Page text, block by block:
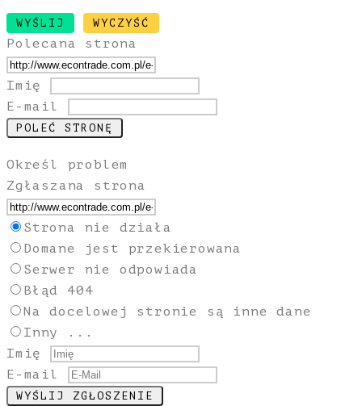
Polecana strona
Imię
E-mail
Określ problem
Zgłaszana strona
Strona nie działa
Domane jest przekierowana
Serwer nie odpowiada
Błąd 404
Na docelowej stronie są inne dane
Inny ...
Imię
E-mail